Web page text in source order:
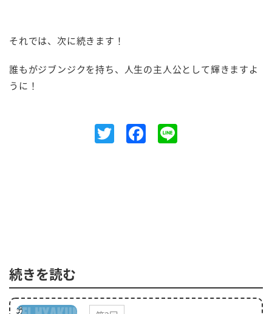
それでは、次に続きます！
誰もがジブンジクを持ち、人生の主人公として輝きますよ
うに！
TwitterFacebook
続きを読む